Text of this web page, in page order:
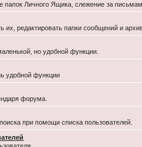
папок Личного Ящика, слежение за
их, редактировать папки сообщений и
но удобной функции.
удобной функции
форума.
при помощи списка пользователей.